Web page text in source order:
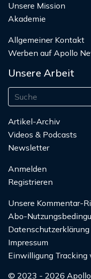
Unsere Mission
Akademie
Allgemeiner Kontakt
Werben auf Apollo
Unsere Arbeit
Artikel-Archiv
Videos & Podcasts
Newsletter
Anmelden
Registrieren
Unsere Kommentar-
Abo-
Datenschutzerklärung
Impressum
Einwilligung Tracking
© 2023 - 2026